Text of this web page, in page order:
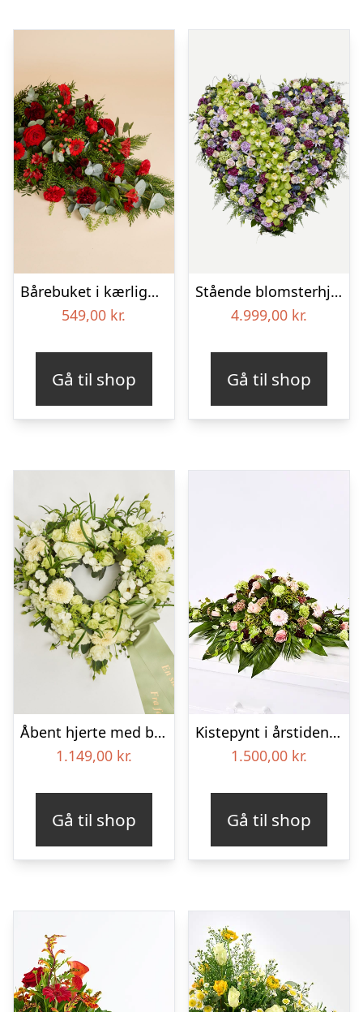
Bårebuket i kærlighedens farver
549,00 kr.
Gå til shop
Stående blomsterhjerte – Et eksklusivt farvel
4.999,00 kr.
Gå til shop
Åbent hjerte med bånd – Floristens kreative valg
1.149,00 kr.
Gå til shop
Kistepynt i årstidens blomster – Blomster til begravelse
1.500,00 kr.
Gå til shop